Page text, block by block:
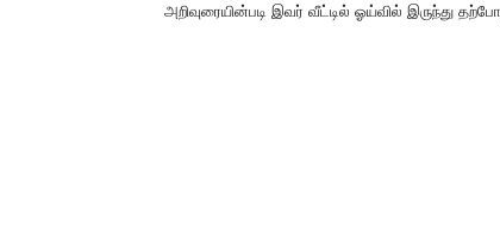
அறிவுரையின்படி இவர் வீட்டில் ஓய்வில் இருந்து